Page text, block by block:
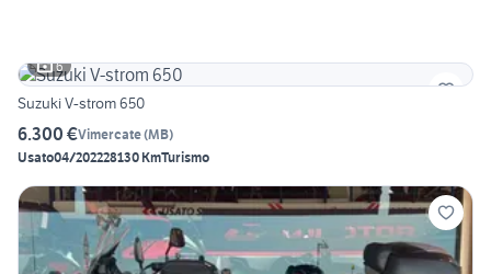
6
Suzuki V-strom 650
6.300 €Vimercate(MB)
Usato04/202228130 KmTurismo